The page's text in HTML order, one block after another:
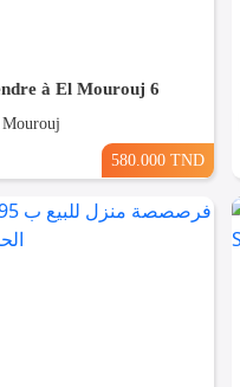
à El Mourouj 6
580.000 TND